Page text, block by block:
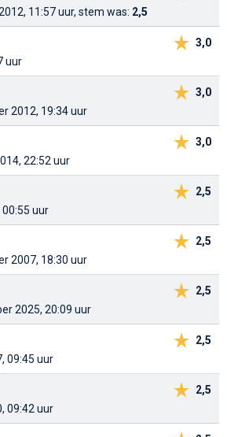
11:57 uur, stem was: 2,5
3,0
uur
3,0
2012, 19:34 uur
3,0
22:52 uur
2,5
uur
2,5
2007, 18:30 uur
2,5
2025, 20:09 uur
2,5
09:45 uur
2,5
09:42 uur